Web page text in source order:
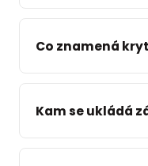
Co znamená
Kam se ukládá